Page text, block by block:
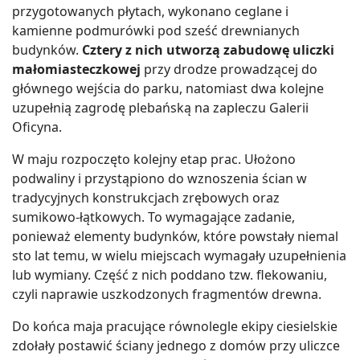
przygotowanych płytach, wykonano ceglane i
kamienne podmurówki pod sześć drewnianych
budynków. Cztery z nich utworzą zabudowę uliczki
małomiasteczkowej przy drodze prowadzącej do
głównego wejścia do parku, natomiast dwa kolejne
uzupełnią zagrodę plebańską na zapleczu Galerii
Oficyna.
W maju rozpoczęto kolejny etap prac. Ułożono
podwaliny i przystąpiono do wznoszenia ścian w
tradycyjnych konstrukcjach zrębowych oraz
sumikowo-łątkowych. To wymagające zadanie,
ponieważ elementy budynków, które powstały niemal
sto lat temu, w wielu miejscach wymagały uzupełnienia
lub wymiany. Część z nich poddano tzw. flekowaniu,
czyli naprawie uszkodzonych fragmentów drewna.
Do końca maja pracujące równolegle ekipy ciesielskie
zdołały postawić ściany jednego z domów przy uliczce